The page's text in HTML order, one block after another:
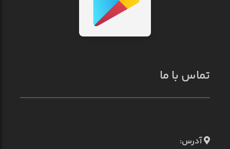
تماس با ما
آدرس: